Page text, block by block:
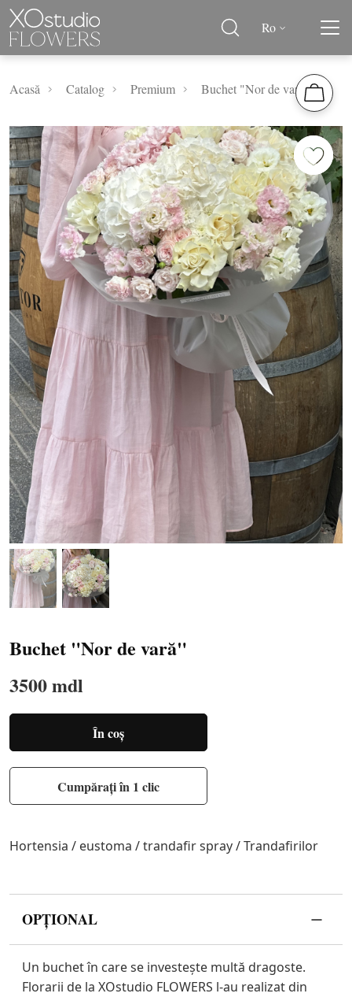
Ro
Acasă Catalog Premium Buchet "Nor de vară"
Buchet "Nor de vară"
3500 mdl
În coș
Cumpărați în 1 clic
Hortensia / eustoma / trandafir spray / Trandafirilor
OPȚIONAL
Un buchet în care se investește multă dragoste.
Florarii de la XOstudio FLOWERS l-au realizat din